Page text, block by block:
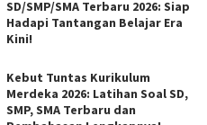
SD/SMP/SMA Terbaru 2026: Siap
Hadapi Tantangan Belajar Era
Kini!
Kebut Tuntas Kurikulum
Merdeka 2026: Latihan Soal SD,
SMP, SMA Terbaru dan